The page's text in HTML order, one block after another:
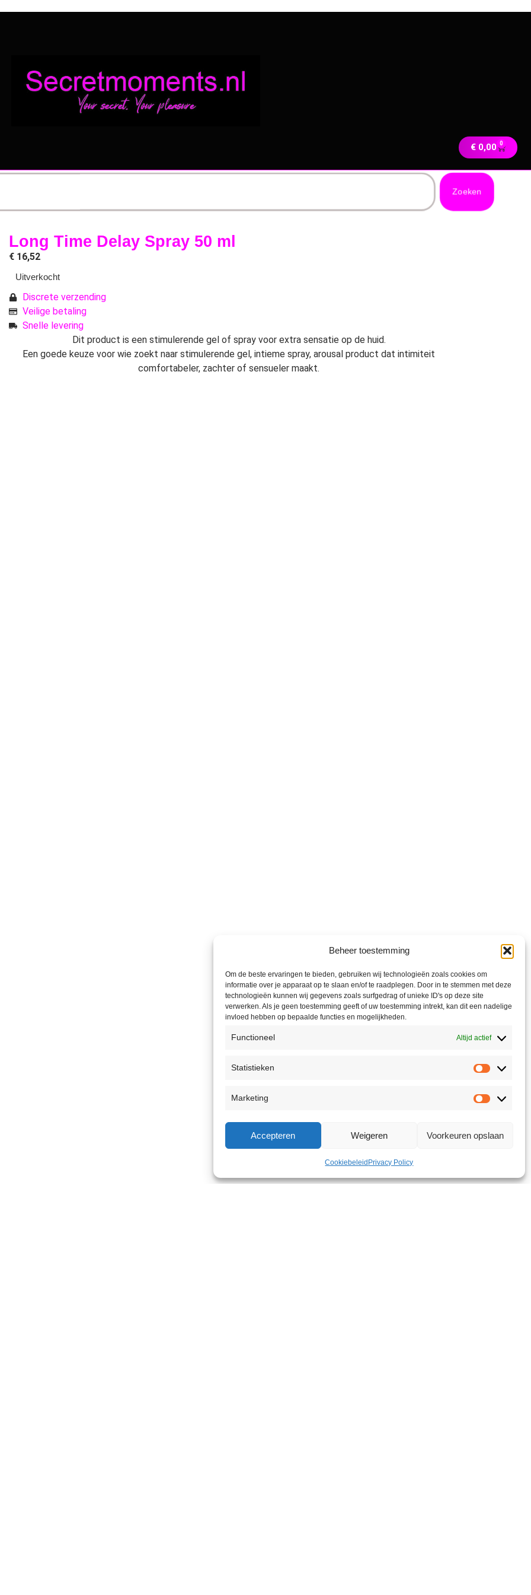
Beheer toestemming
Om de beste ervaringen te bieden, gebruiken wij technologieën zoals cookies om
informatie over je apparaat op te slaan en/of te raadplegen. Door in te stemmen met deze
technologieën kunnen wij gegevens zoals surfgedrag of unieke ID's op deze site
verwerken. Als je geen toestemming geeft of uw toestemming intrekt, kan dit een nadelige
invloed hebben op bepaalde functies en mogelijkheden.
Functioneel Altijd actief
Statistieken
Marketing
Accepteren Weigeren Voorkeuren opslaan
Cookiebeleid Privacy Policy
€0,00 0
Zoeken
Long Time Delay Spray 50 ml
€ 16,52
Uitverkocht
Discrete verzending
Veilige betaling
Snelle levering
Dit product is een stimulerende gel of spray voor extra sensatie op de huid.
Een goede keuze voor wie zoekt naar stimulerende gel, intieme spray, arousal product dat intimiteit
comfortabeler, zachter of sensueler maakt.